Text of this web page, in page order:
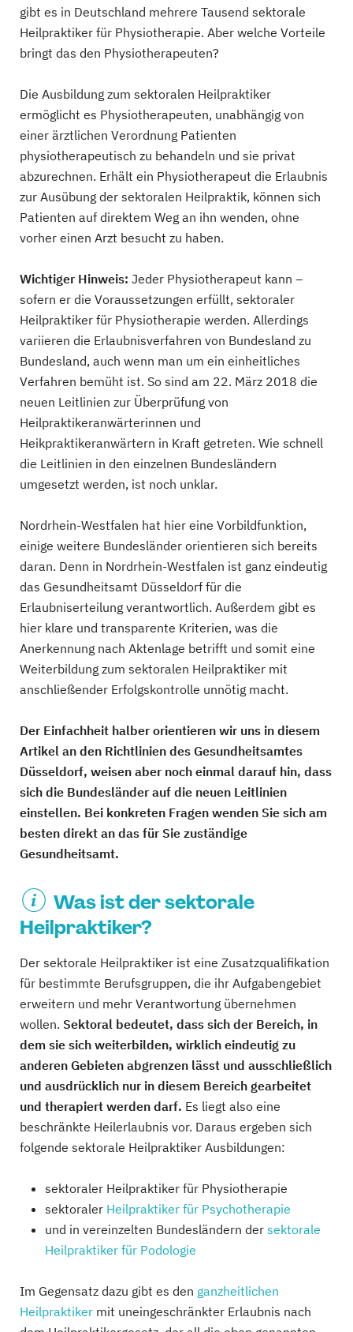
gibt es in Deutschland mehrere Tausend sektorale
Heilpraktiker für Physiotherapie. Aber welche Vorteile
bringt das den Physiotherapeuten?
Die Ausbildung zum sektoralen Heilpraktiker
ermöglicht es Physiotherapeuten, unabhängig von
einer ärztlichen Verordnung Patienten
physiotherapeutisch zu behandeln und sie privat
abzurechnen. Erhält ein Physiotherapeut die Erlaubnis
zur Ausübung der sektoralen Heilpraktik, können sich
Patienten auf direktem Weg an ihn wenden, ohne
vorher einen Arzt besucht zu haben.
Wichtiger Hinweis: Jeder Physiotherapeut kann –
sofern er die Voraussetzungen erfüllt, sektoraler
Heilpraktiker für Physiotherapie werden. Allerdings
variieren die Erlaubnisverfahren von Bundesland zu
Bundesland, auch wenn man um ein einheitliches
Verfahren bemüht ist. So sind am 22. März 2018 die
neuen Leitlinien zur Überprüfung von
Heilpraktikeranwärterinnen und
Heikpraktikeranwärtern in Kraft getreten. Wie schnell
die Leitlinien in den einzelnen Bundesländern
umgesetzt werden, ist noch unklar.
Nordrhein-Westfalen hat hier eine Vorbildfunktion,
einige weitere Bundesländer orientieren sich bereits
daran. Denn in Nordrhein-Westfalen ist ganz eindeutig
das Gesundheitsamt Düsseldorf für die
Erlaubniserteilung verantwortlich. Außerdem gibt es
hier klare und transparente Kriterien, was die
Anerkennung nach Aktenlage betrifft und somit eine
Weiterbildung zum sektoralen Heilpraktiker mit
anschließender Erfolgskontrolle unnötig macht.
Der Einfachheit halber orientieren wir uns in diesem
Artikel an den Richtlinien des Gesundheitsamtes
Düsseldorf, weisen aber noch einmal darauf hin, dass
sich die Bundesländer auf die neuen Leitlinien
einstellen. Bei konkreten Fragen wenden Sie sich am
besten direkt an das für Sie zuständige
Gesundheitsamt.
Was ist der sektorale
Heilpraktiker?
Der sektorale Heilpraktiker ist eine Zusatzqualifikation
für bestimmte Berufsgruppen, die ihr Aufgabengebiet
erweitern und mehr Verantwortung übernehmen
wollen. Sektoral bedeutet, dass sich der Bereich, in
dem sie sich weiterbilden, wirklich eindeutig zu
anderen Gebieten abgrenzen lässt und ausschließlich
und ausdrücklich nur in diesem Bereich gearbeitet
und therapiert werden darf. Es liegt also eine
beschränkte Heilerlaubnis vor. Daraus ergeben sich
folgende sektorale Heilpraktiker Ausbildungen:
sektoraler Heilpraktiker für Physiotherapie
sektoraler Heilpraktiker für Psychotherapie
und in vereinzelten Bundesländern der sektorale
Heilpraktiker für Podologie
Im Gegensatz dazu gibt es den ganzheitlichen
Heilpraktiker mit uneingeschränkter Erlaubnis nach